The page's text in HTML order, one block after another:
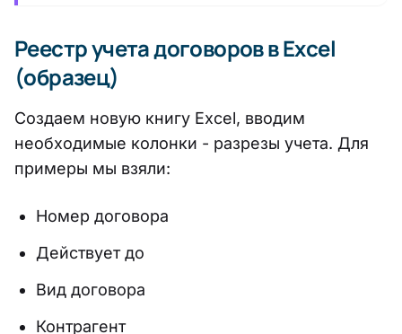
Реестр учета договоров в Excel
(образец)
Создаем новую книгу Excel, вводим
необходимые колонки - разрезы учета. Для
примеры мы взяли:
Номер договора
Действует до
Вид договора
Контрагент